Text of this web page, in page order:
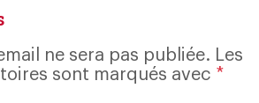
ne sera pas publiée. Les
sont marqués avec *